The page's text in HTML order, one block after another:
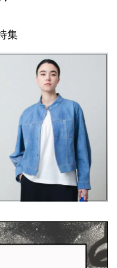
集